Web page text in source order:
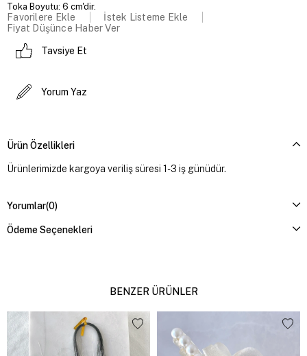
Toka Boyutu: 6 cm'dir.
Favorilere Ekle
İstek Listeme Ekle
Fiyat Düşünce Haber Ver
Tavsiye Et
Yorum Yaz
Ürün Özellikleri
Ürünlerimizde kargoya veriliş süresi 1-3 iş günüdür.
Yorumlar(0)
Ödeme Seçenekleri
BENZER ÜRÜNLER